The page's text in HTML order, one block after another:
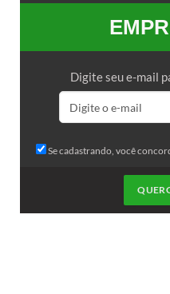
Digite seu e-mail
Se cadastrando, você